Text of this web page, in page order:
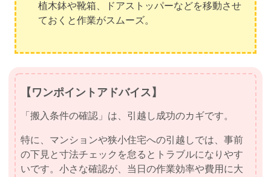
植木鉢や靴箱、ドアストッパーなどを移動させ
ておくと作業がスムーズ。
【ワンポイントアドバイス】
「搬入条件の確認」は、引越し成功のカギです。
特に、マンションや狭小住宅への引越しでは、事前
の下見と寸法チェックを怠るとトラブルになりやす
いです。小さな確認が、当日の作業効率や費用に大